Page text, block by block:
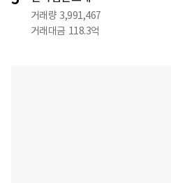
거래량 3,991,467
거래대금 118.3억